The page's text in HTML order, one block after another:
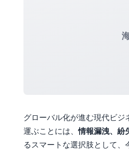
グローバル化が進む現代ビ
運ぶことには、情報漏洩、紛
るスマートな選択肢として、